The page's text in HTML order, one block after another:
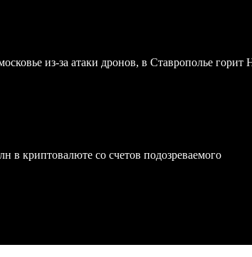
из-за атаки дронов, в Ставрополье горит
в криптовалюте со счетов подозреваемого